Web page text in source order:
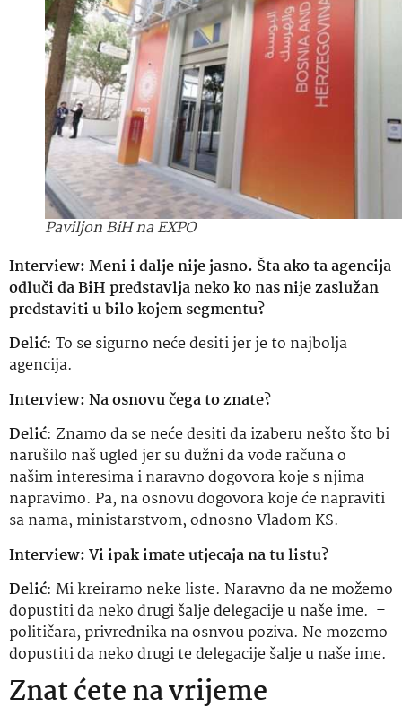
Paviljon BiH na EXPO
Interview: Meni i dalje nije jasno. Šta ako ta agencija
odluči da BiH predstavlja neko ko nas nije zaslužan
predstaviti u bilo kojem segmentu?
Delić: To se sigurno neće desiti jer je to najbolja
agencija.
Interview:Na osnovu čega to znate?
Delić: Znamo da se neće desiti da izaberu nešto što bi
narušilo naš ugled jer su dužni da vode računa o
našim interesima i naravno dogovora koje s njima
napravimo. Pa, na osnovu dogovora koje će napraviti
sa nama, ministarstvom, odnosno Vladom KS.
Interview: Vi ipak imate utjecaja na tu listu?
Delić: Mi kreiramo neke liste. Naravno da ne možemo
dopustiti da neko drugi šalje delegacije u naše ime. –
političara, privrednika na osnvou poziva. Ne mozemo
dopustiti da neko drugi te delegacije šalje u naše ime.
Znat ćete na vrijeme